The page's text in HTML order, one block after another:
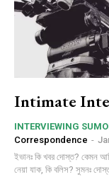
Intimate
INTERVIEWING
Correspondence -
ইভানঃ কি খবর দোস্ত? কেমন
নেয়া যাক, কি